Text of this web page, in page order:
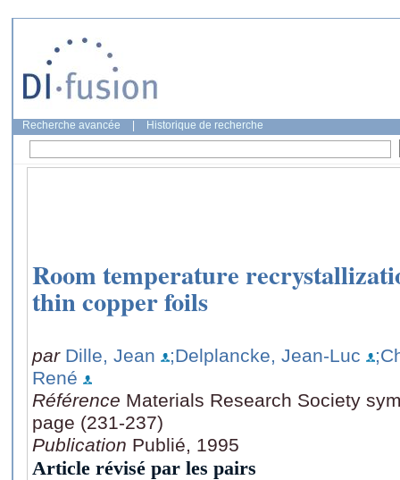
Recherche avancée Historique de recherche
Room temperature
thin copper foils
par Dille, Jean ;Delplancke, Jean-Luc
René
Référence Materials Research Society
page (231-237)
Publication Publié, 1995
Article révisé par les pairs